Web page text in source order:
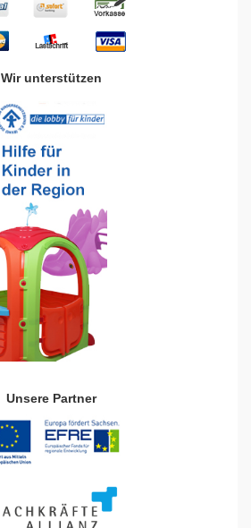
Wir unterstützen
Unsere Partner